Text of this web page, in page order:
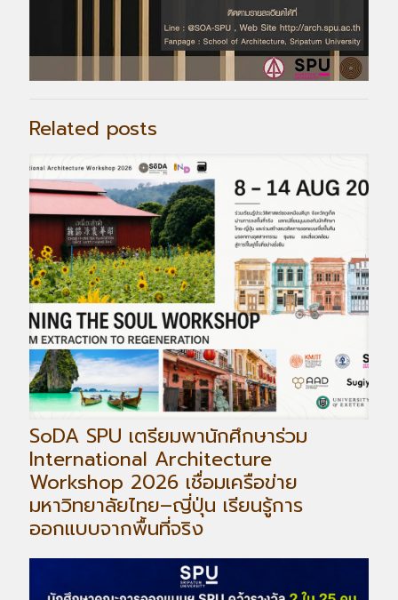
Related posts
SoDA SPU เตรียมพานักศึกษาร่วม
International Architecture
Workshop 2026 เชื่อมเครือข่าย
มหาวิทยาลัยไทย–ญี่ปุ่น เรียนรู้การ
ออกแบบจากพื้นที่จริง